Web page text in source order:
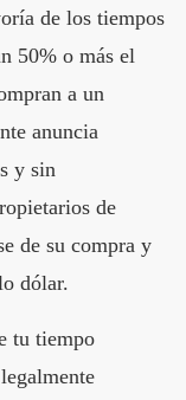
de los tiempos
50% o más el
a un
anuncia
y sin
de
de su compra y
dólar.
tu tiempo